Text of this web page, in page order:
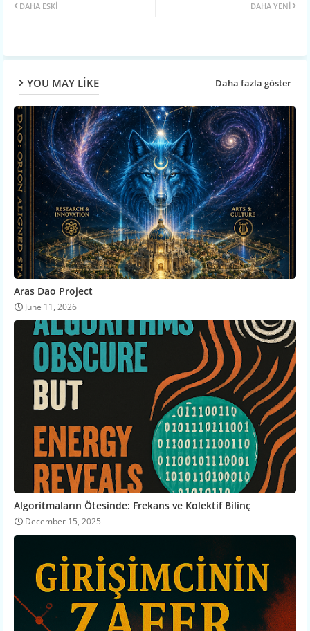
DAHA YENI
DAHA ESKI
YOU MAY LIKE Daha fazla göster
Aras Dao Project
June 11, 2026
Algoritmaların Ötesinde: Frekans ve Kolektif Bilinç
December 15, 2025